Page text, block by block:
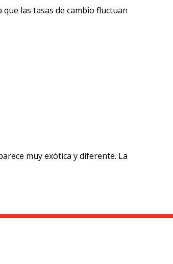
las tasas de cambio fluctuan
muy exótica y diferente. La